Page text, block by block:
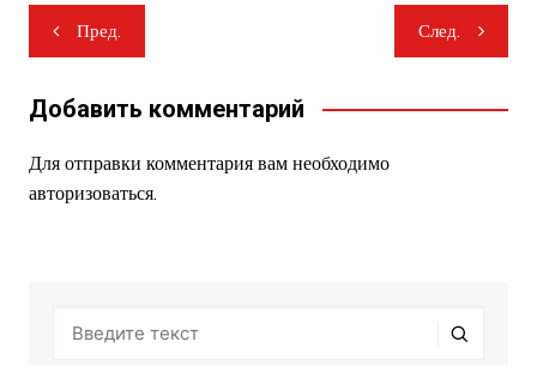
Навигация
по
записям
Пред. След.
Добавить комментарий
Для отправки комментария вам необходимо
авторизоваться.